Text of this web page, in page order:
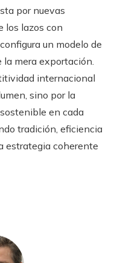
por nuevas
los lazos con
un modelo de
la mera exportación.
internacional
sino por la
en cada
tradición, eficiencia
estrategia coherente